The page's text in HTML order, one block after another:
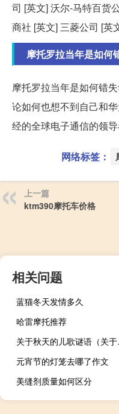
司 [英文] 沃尔-马特百货
商社 [英文] 三菱公司 [英文
摩托罗拉当年是如何
摩托罗拉当年是如何错
论如何也想不到自己和
经的全球电子通信的领
网络标签：
上一篇
ktm390摩托车价格
相关问题
蓝猫冬天发情多久
哈雷摩托推荐
关于
元宵节的灯笼去哪了作文
美缝剂质量如何区分